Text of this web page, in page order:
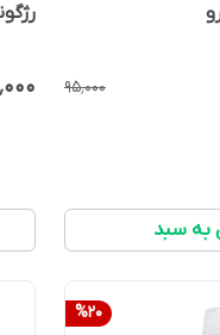
۹۵٬۰۰۰
به سبد
%20